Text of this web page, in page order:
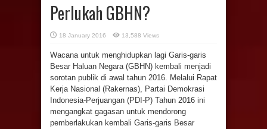
Perlukah GBHN?
18 January 2016 13,588 Views
Wacana untuk menghidupkan lagi Garis-garis
Besar Haluan Negara (GBHN) kembali menjadi
sorotan publik di awal tahun 2016. Melalui Rapat
Kerja Nasional (Rakernas), Partai Demokrasi
Indonesia-Perjuangan (PDI-P) Tahun 2016 ini
mengangkat gagasan untuk mendorong
pemberlakukan kembali Garis-garis Besar